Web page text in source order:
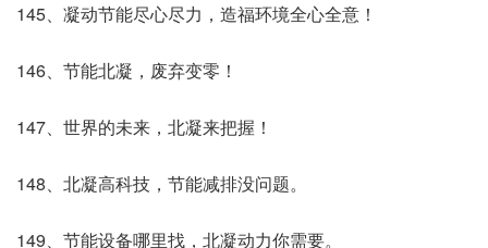
145、凝动节能尽心尽力，造福环境全心全意！
146、节能北凝，废弃变零！
147、世界的未来，北凝来把握！
148、北凝高科技，节能减排没问题。
149、节能设备哪里找，北凝动力你需要。